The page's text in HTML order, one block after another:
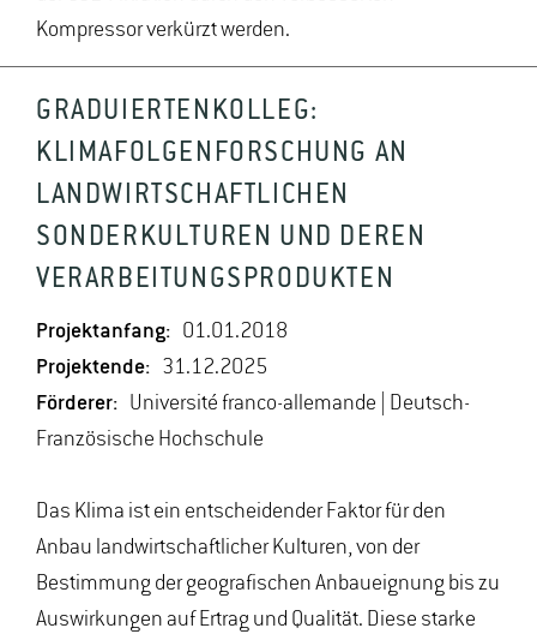
Kompressor verkürzt werden.
GRADUIERTENKOLLEG:
KLIMAFOLGENFORSCHUNG AN
LANDWIRTSCHAFTLICHEN
SONDERKULTUREN UND DEREN
VERARBEITUNGSPRODUKTEN
Projektanfang: 01.01.2018
Projektende: 31.12.2025
Förderer: Université franco-allemande | Deutsch-
Französische Hochschule
Das Klima ist ein entscheidender Faktor für den
Anbau landwirtschaftlicher Kulturen, von der
Bestimmung der geografischen Anbaueignung bis zu
Auswirkungen auf Ertrag und Qualität. Diese starke